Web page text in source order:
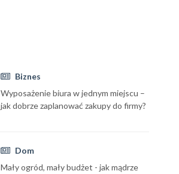
Biznes
Wyposażenie biura w jednym miejscu –
jak dobrze zaplanować zakupy do firmy?
Dom
Mały ogród, mały budżet - jak mądrze